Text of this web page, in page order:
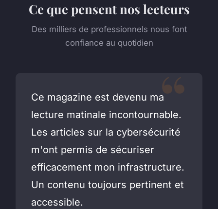
Ce que pensent nos lecteurs
Des milliers de professionnels nous font
confiance au quotidien
Ce magazine est devenu ma
lecture matinale incontournable.
Les articles sur la cybersécurité
m'ont permis de sécuriser
efficacement mon infrastructure.
Un contenu toujours pertinent et
accessible.